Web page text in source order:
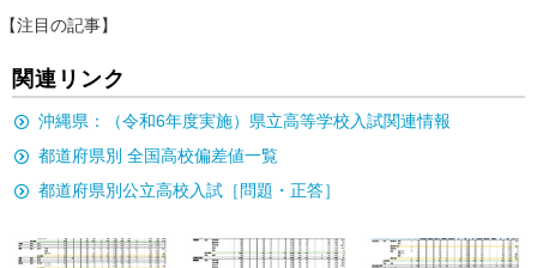
【注目の記事】
関連リンク
沖縄県：（令和6年度実施）県立高等学校入試関連情報
都道府県別 全国高校偏差値一覧
都道府県別公立高校入試［問題・正答］